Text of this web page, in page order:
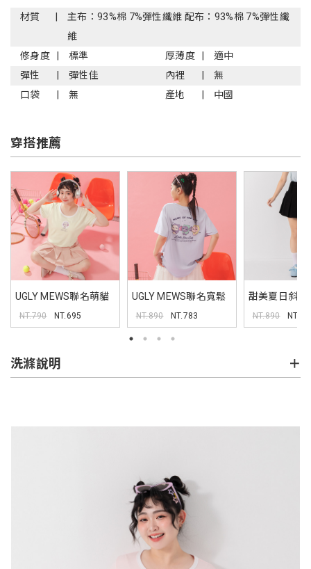
材質
主布：93%棉 7%彈性纖維 配布：93%棉 7%彈性纖
維
修身度
標準 厚薄度
適中
彈性
彈性佳 內裡
無
口袋
無 產地 中國
穿搭推薦
UGLY MEWS聯名萌貓
TEE
NT.790 NT.695
UGLY MEWS聯名寬鬆
TEE
NT.890 NT.783
甜美夏日斜
NT.890
洗滌說明